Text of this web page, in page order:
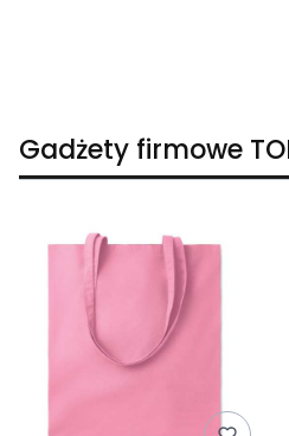
Gadżety firmowe